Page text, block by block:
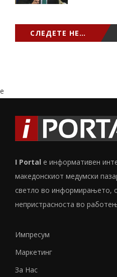
СЛЕДЕТЕ НЕ…
e
I Portal е информативен
македонскиот медумски
светло во информирањето,
непристрасноста во
Импресум
Маркетинг
За Нас